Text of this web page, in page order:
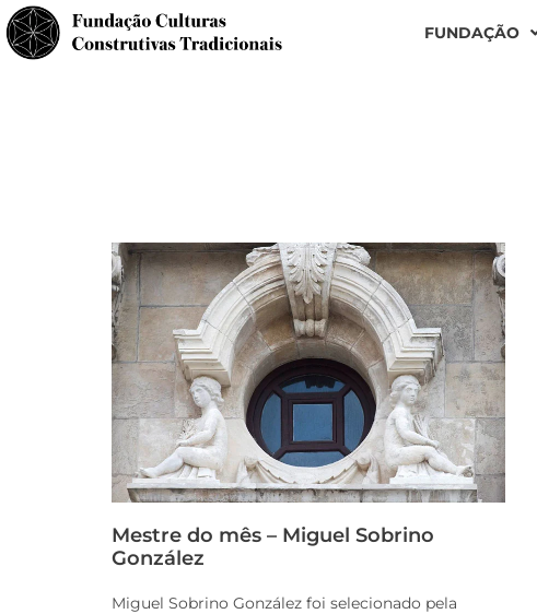
FUNDAÇÃO
Mestre do mês – Miguel Sobrino
González
Miguel Sobrino González foi selecionado pela